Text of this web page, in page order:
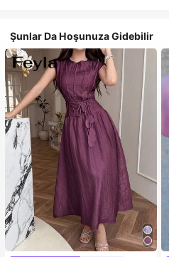
Şunlar Da Hoşunuza Gidebilir